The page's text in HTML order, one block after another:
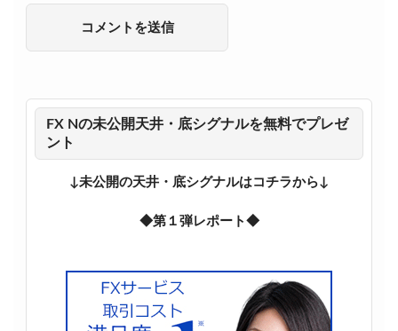
FX Nの未公開天井・底シグナルを無料でプレゼ
ント
↓未公開の天井・底シグナルはコチラから↓
◆第１弾レポート◆